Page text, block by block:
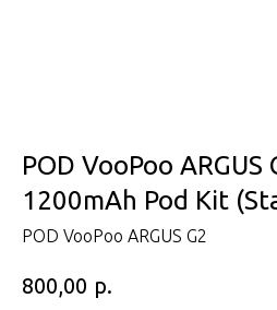
POD VooPoo ARGUS
1200mAh Pod Kit
POD VooPoo ARGUS G2
800,00 р.